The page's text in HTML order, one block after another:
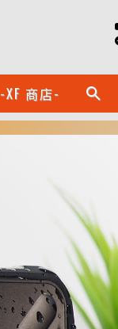
-XF 商店- search